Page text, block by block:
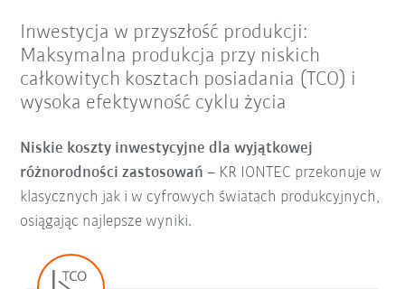
Inwestycja w przyszłość produkcji:
Maksymalna produkcja przy niskich
całkowitych kosztach posiadania (TCO) i
wysoka efektywność cyklu życia
Niskie koszty inwestycyjne dla wyjątkowej
różnorodności zastosowań – KR IONTEC przekonuje w
klasycznych jak i w cyfrowych światach produkcyjnych,
osiągając najlepsze wyniki.